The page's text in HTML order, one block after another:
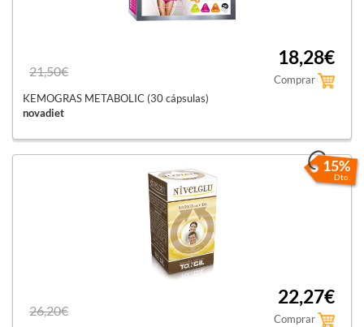
21,50€
18,28€
Comprar
KEMOGRAS METABOLIC (30 cápsulas)
novadiet
15%
Dto.
26,20€
22,27€
Comprar